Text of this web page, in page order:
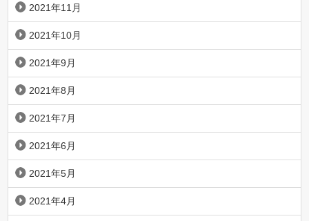
2021年11月
2021年10月
2021年9月
2021年8月
2021年7月
2021年6月
2021年5月
2021年4月